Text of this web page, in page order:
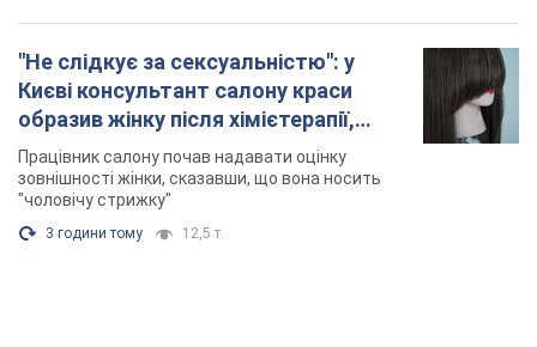
"Не слідкує за сексуальністю": у
Києві консультант салону краси
образив жінку після хімієтерапії,
розгорівся скандал. Фото
Працівник салону почав надавати оцінку
зовнішності жінки, сказавши, що вона носить
"чоловічу стрижку"
3 години тому 12,5 т.